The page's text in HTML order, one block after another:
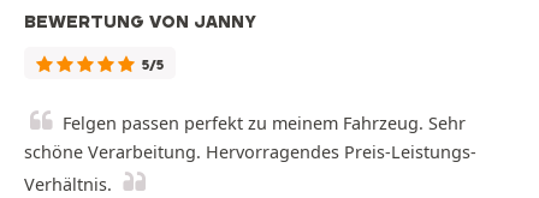
BEWERTUNG VON JANNY
5/5
Felgen passen perfekt zu meinem Fahrzeug. Sehr
schöne Verarbeitung. Hervorragendes Preis-Leistungs-
Verhältnis.